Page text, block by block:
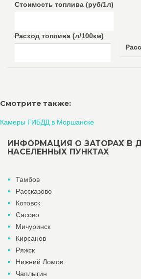
Стоимость топлива (руб/1л)
Расход топлива (л/100км)
Смотрите также:
Камеры ГИБДД в Моршанске
ИНФОРМАЦИЯ О ЗАТОРАХ В
НАСЕЛЕННЫХ ПУНКТАХ
Тамбов
Рассказово
Котовск
Сасово
Мичуринск
Кирсанов
Ряжск
Нижний Ломов
Чаплыгин